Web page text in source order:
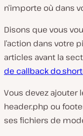
n’importe où dans
Disons que vous
l’action dans votre
articles avant la
de callback
Vous devez ajouter
header.php ou
ses fichiers de